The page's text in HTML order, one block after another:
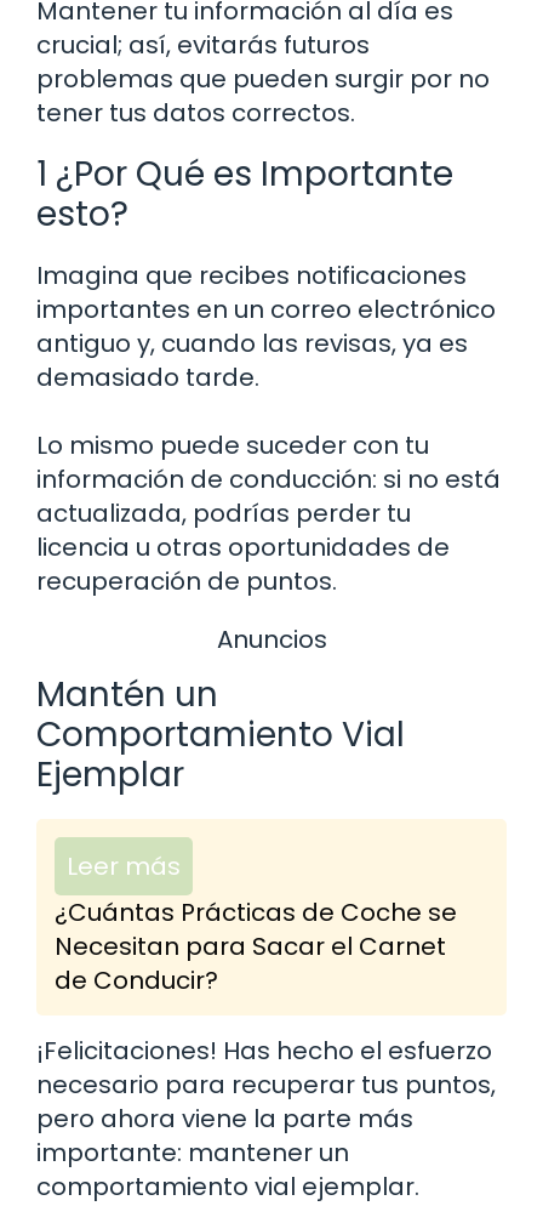
Mantener tu información al día es
crucial; así, evitarás futuros
problemas que pueden surgir por no
tener tus datos correctos.
1 ¿Por Qué es Importante
esto?
Imagina que recibes notificaciones
importantes en un correo electrónico
antiguo y, cuando las revisas, ya es
demasiado tarde.
Lo mismo puede suceder con tu
información de conducción: si no está
actualizada, podrías perder tu
licencia u otras oportunidades de
recuperación de puntos.
Anuncios
Mantén un
Comportamiento Vial
Ejemplar
Leer más
¿Cuántas Prácticas de Coche se
Necesitan para Sacar el Carnet
de Conducir?
¡Felicitaciones! Has hecho el esfuerzo
necesario para recuperar tus puntos,
pero ahora viene la parte más
importante: mantener un
comportamiento vial ejemplar.